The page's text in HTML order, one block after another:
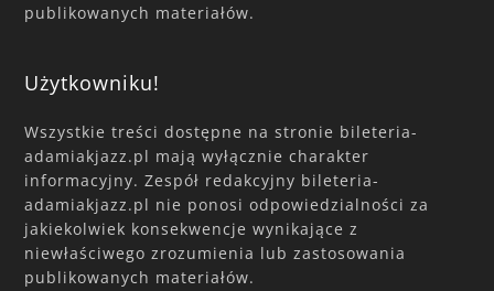
publikowanych materiałów.
Użytkowniku!
Wszystkie treści dostępne na stronie bileteria-
adamiakjazz.pl mają wyłącznie charakter
informacyjny. Zespół redakcyjny bileteria-
adamiakjazz.pl nie ponosi odpowiedzialności za
jakiekolwiek konsekwencje wynikające z
niewłaściwego zrozumienia lub zastosowania
publikowanych materiałów.